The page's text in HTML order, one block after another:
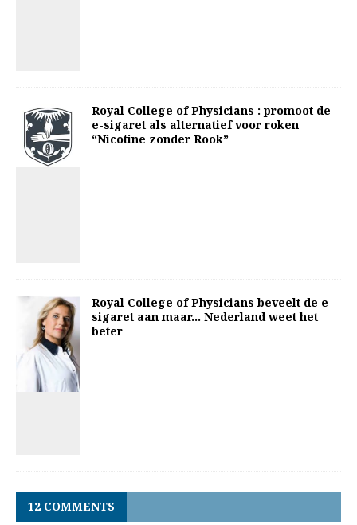
Royal College of Physicians : promoot de
e-sigaret als alternatief voor roken
“Nicotine zonder Rook”
Royal College of Physicians beveelt de e-
sigaret aan maar… Nederland weet het
beter
12 COMMENTS